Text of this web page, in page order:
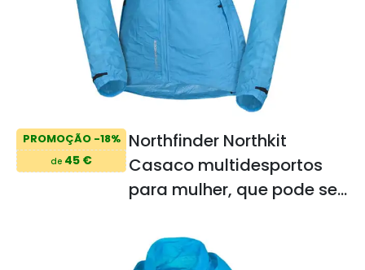
PROMOÇÃO -18%
de 45 €
Northfinder Northkit
Casaco multidesportos
para mulher, que pode ser